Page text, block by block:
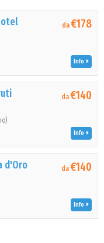
da€178
Info
da€140
Info
d'Oro da€140
Info